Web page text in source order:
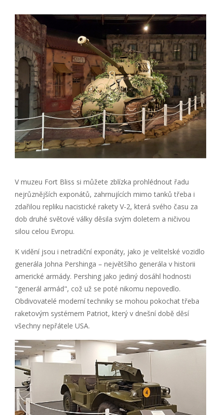
V muzeu Fort Bliss si můžete zblízka prohlédnout řadu
nejrůznějších exponátů, zahrnujících mimo tanků třeba i
zdařilou repliku nacistické rakety V-2, která svého času za
dob druhé světové války děsila svým doletem a ničivou
silou celou Evropu.
K vidění jsou i netradiční exponáty, jako je velitelské vozidlo
generála Johna Pershinga – největšího generála v historii
americké armády. Pershing jako jediný dosáhl hodnosti
"generál armád", což už se poté nikomu nepovedlo.
Obdivovatelé moderní techniky se mohou pokochat třeba
raketovým systémem Patriot, který v dnešní době děsí
všechny nepřátele USA.